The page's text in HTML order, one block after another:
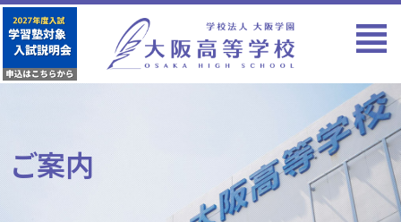
ご案内